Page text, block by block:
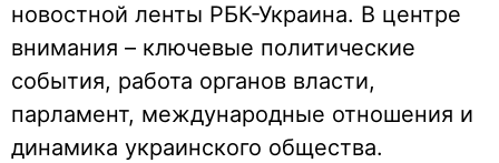
новостной ленты РБК-Украина. В центре
внимания – ключевые политические
события, работа органов власти,
парламент, международные отношения и
динамика украинского общества.